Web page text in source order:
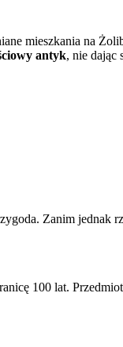
mieszkania na
antyk, nie dając
Zanim jednak
100 lat.